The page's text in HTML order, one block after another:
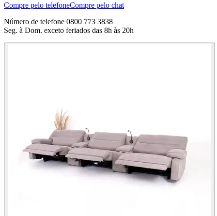
Compre pelo telefoneCompre pelo chat
Número de telefone 0800 773 3838
Seg. à Dom. exceto feriados das 8h às 20h